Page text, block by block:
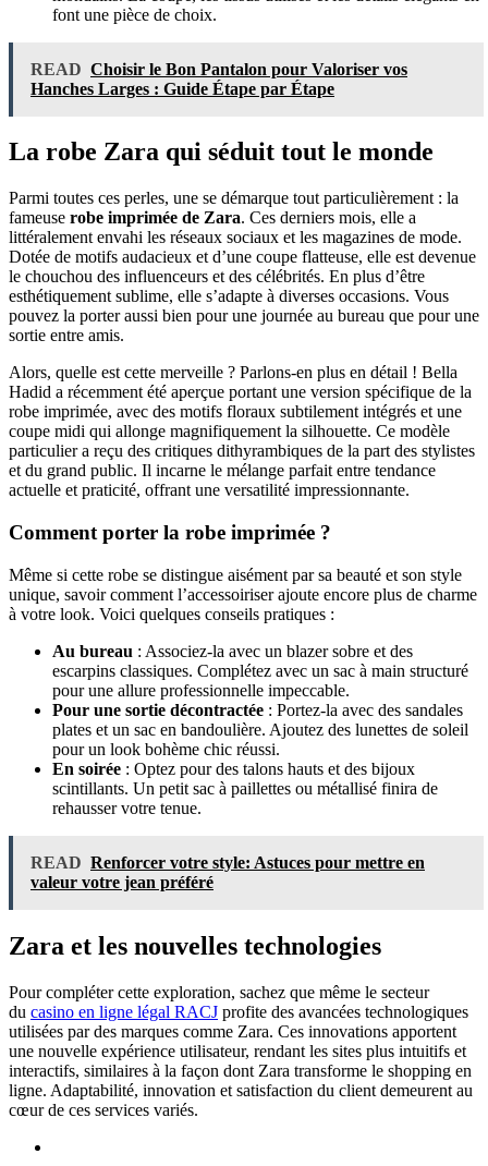
font une pièce de choix.
READ Choisir le Bon Pantalon pour Valoriser vos
Hanches Larges : Guide Étape par Étape
La robe Zara qui séduit tout le monde
Parmi toutes ces perles, une se démarque tout particulièrement : la
fameuse robe imprimée de Zara. Ces derniers mois, elle a
littéralement envahi les réseaux sociaux et les magazines de mode.
Dotée de motifs audacieux et d’une coupe flatteuse, elle est devenue
le chouchou des influenceurs et des célébrités. En plus d’être
esthétiquement sublime, elle s’adapte à diverses occasions. Vous
pouvez la porter aussi bien pour une journée au bureau que pour une
sortie entre amis.
Alors, quelle est cette merveille ? Parlons-en plus en détail ! Bella
Hadid a récemment été aperçue portant une version spécifique de la
robe imprimée, avec des motifs floraux subtilement intégrés et une
coupe midi qui allonge magnifiquement la silhouette. Ce modèle
particulier a reçu des critiques dithyrambiques de la part des stylistes
et du grand public. Il incarne le mélange parfait entre tendance
actuelle et praticité, offrant une versatilité impressionnante.
Comment porter la robe imprimée ?
Même si cette robe se distingue aisément par sa beauté et son style
unique, savoir comment l’accessoiriser ajoute encore plus de charme
à votre look. Voici quelques conseils pratiques :
Au bureau : Associez-la avec un blazer sobre et des
escarpins classiques. Complétez avec un sac à main structuré
pour une allure professionnelle impeccable.
Pour une sortie décontractée : Portez-la avec des sandales
plates et un sac en bandoulière. Ajoutez des lunettes de soleil
pour un look bohème chic réussi.
En soirée : Optez pour des talons hauts et des bijoux
scintillants. Un petit sac à paillettes ou métallisé finira de
rehausser votre tenue.
READ Renforcer votre style: Astuces pour mettre en
valeur votre jean préféré
Zara et les nouvelles technologies
Pour compléter cette exploration, sachez que même le secteur
du casino en ligne légal RACJ profite des avancées technologiques
utilisées par des marques comme Zara. Ces innovations apportent
une nouvelle expérience utilisateur, rendant les sites plus intuitifs et
interactifs, similaires à la façon dont Zara transforme le shopping en
ligne. Adaptabilité, innovation et satisfaction du client demeurent au
cœur de ces services variés.